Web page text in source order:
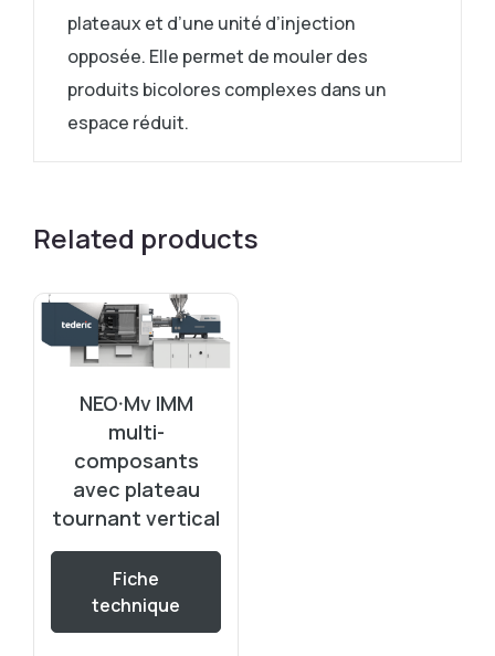
plateaux et d’une unité d’injection
opposée. Elle permet de mouler des
produits bicolores complexes dans un
espace réduit.
Related products
NEO·Mv IMM
multi-
composants
avec plateau
tournant vertical
Fiche
technique